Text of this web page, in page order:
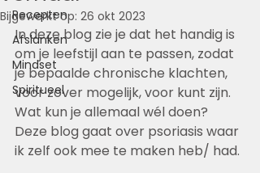
Recepten
Afslanken
Mindset
Spiritueel
Bijgewerkt op: 26 okt 2023
In deze blog zie je dat het handig is
om je leefstijl aan te passen, zodat
je bepaalde chronische klachten,
voor zover mogelijk, voor kunt zijn.
Wat kun je allemaal wél doen?
Deze blog gaat over psoriasis waar
ik zelf ook mee te maken heb/ had.